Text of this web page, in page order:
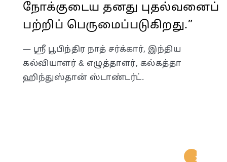
நோக்குடைய தனது புதல்வனைப்
பற்றிப் பெருமைப்படுகிறது.”
— ஸ்ரீ பூபிந்திர நாத் சர்க்கார், இந்திய
கல்வியாளர் & எழுத்தாளர், கல்கத்தா
ஹிந்துஸ்தான் ஸ்டாண்டர்ட்.